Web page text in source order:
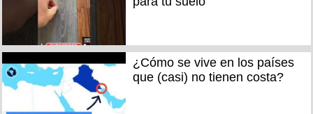
¿Cómo se vive en los países
que (casi) no tienen costa?